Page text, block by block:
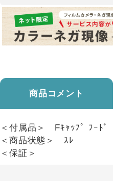
商品コメント
＜付属品＞ Fｷｬｯﾌﾟ ﾌｰﾄﾞ
＜商品状態＞ ｽﾚ
＜保証＞